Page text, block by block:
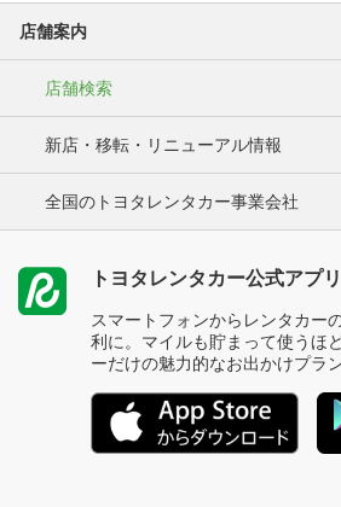
店舗案内
店舗検索
新店・移転・リニューアル情報
全国のトヨタレンタカー事業会社
トヨタレンタカー公式アプリ
スマートフォンからレンタカー
利に。マイルも貯まって使うほ
ーだけの魅力的なお出かけプラ